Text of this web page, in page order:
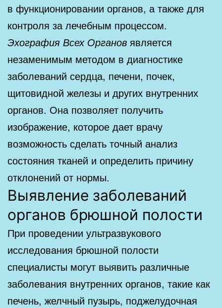
в функционировании органов, а также для
контроля за лечебным процессом.
Эхография Всех Органов является
незаменимым методом в диагностике
заболеваний сердца, печени, почек,
щитовидной железы и других внутренних
органов. Она позволяет получить
изображение, которое дает врачу
возможность сделать точный анализ
состояния тканей и определить причину
отклонений от нормы.
Выявление заболеваний
органов брюшной полости
При проведении ультразвукового
исследования брюшной полости
специалисты могут выявить различные
заболевания внутренних органов, такие как
печень, желчный пузырь, поджелудочная